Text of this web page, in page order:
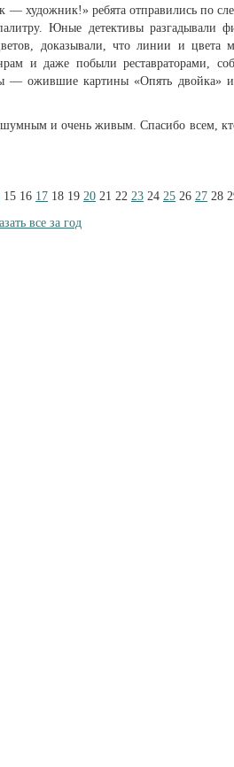
художник!» ребята отправились по
Юные детективы разгадывали
доказывали, что линии и цвета
и даже побыли реставраторами,
— ожившие картины «Опять двойка» и
и очень живым. Спасибо всем,
15 16 17 18 19 20 21 22 23 24 25 26 27 28
все за год